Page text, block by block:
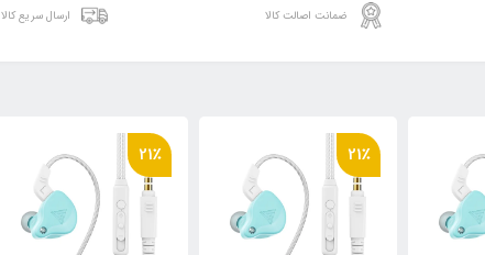
ضمانت اصالت کالا ارسال سریع کالا
21٪ 21٪